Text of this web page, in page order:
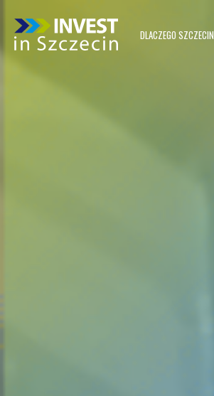
DLACZEGO SZCZECIN